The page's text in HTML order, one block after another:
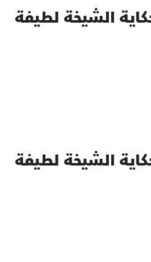
الشيخة لطيفة
الشيخة لطيفة